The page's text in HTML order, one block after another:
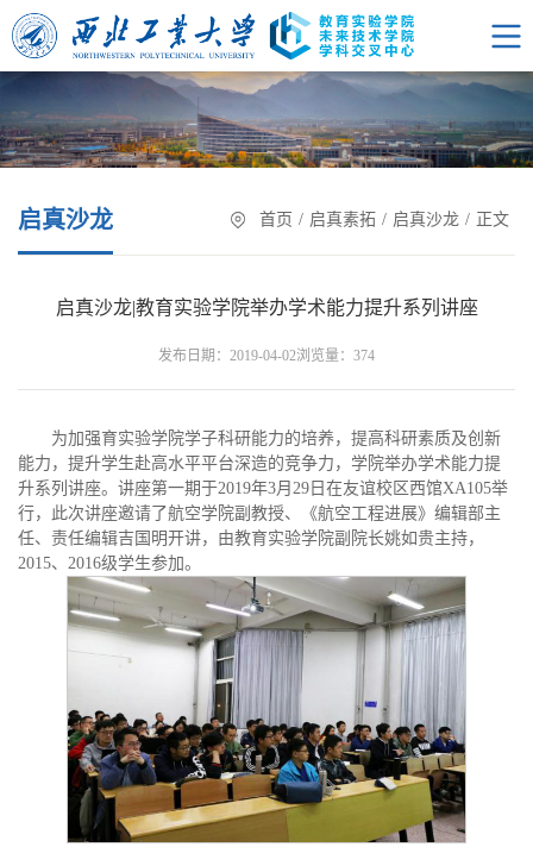
启真沙龙 首页 / 启真素拓 / 启真沙龙 / 正文
启真沙龙|教育实验学院举办学术能力提升系列讲座
发布日期：2019-04-02浏览量： 374
为加强育实验学院学子科研能力的培养，提高科研素质及创新
能力，提升学生赴高水平平台深造的竞争力，学院举办学术能力提
升系列讲座。讲座第一期于2019年3月29日在友谊校区西馆XA105举
行，此次讲座邀请了航空学院副教授、《航空工程进展》编辑部主
任、责任编辑吉国明开讲，由教育实验学院副院长姚如贵主持，
2015、2016级学生参加。